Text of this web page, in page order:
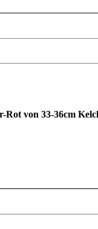
Rot von 33-36cm